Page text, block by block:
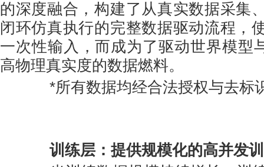
的深度融合，构建了从真实数据采集
闭环仿真执行的完整数据驱动流程，
一次性输入，而成为了驱动世界模型
高物理真实度的数据燃料。
*所有数据均经合法授权与去标
训练层：提供规模化的高并发